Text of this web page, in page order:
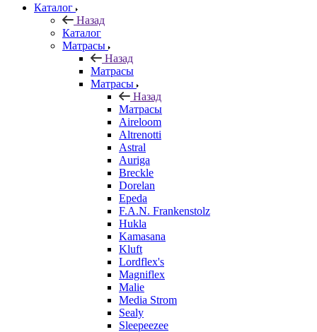
Каталог
Назад
Каталог
Матрасы
Назад
Матрасы
Матрасы
Назад
Матрасы
Aireloom
Altrenotti
Astral
Auriga
Breckle
Dorelan
Epeda
F.A.N. Frankenstolz
Hukla
Kamasana
Kluft
Lordflex's
Magniflex
Malie
Media Strom
Sealy
Sleepeezee